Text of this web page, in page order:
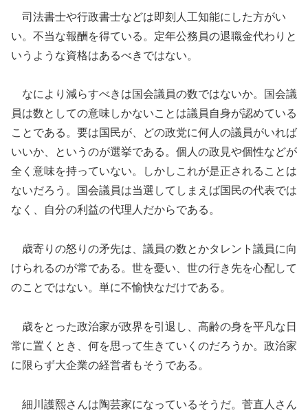
司法書士や行政書士などは即刻人工知能にした方がい
い。不当な報酬を得ている。定年公務員の退職金代わりと
いうような資格はあるべきではない。
なにより減らすべきは国会議員の数ではないか。国会議
員は数としての意味しかないことは議員自身が認めている
ことである。要は国民が、どの政党に何人の議員がいれば
いいか、というのが選挙である。個人の政見や個性などが
全く意味を持っていない。しかしこれが是正されることは
ないだろう。国会議員は当選してしまえば国民の代表では
なく、自分の利益の代理人だからである。
歳寄りの怒りの矛先は、議員の数とかタレント議員に向
けられるのが常である。世を憂い、世の行き先を心配して
のことではない。単に不愉快なだけである。
歳をとった政治家が政界を引退し、高齢の身を平凡な日
常に置くとき、何を思って生きていくのだろうか。政治家
に限らず大企業の経営者もそうである。
細川護熙さんは陶芸家になっているそうだ。菅直人さん